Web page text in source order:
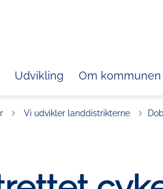
Udvikling Om kommunen
Tilbage til
Vi udvikler landdistrikterne